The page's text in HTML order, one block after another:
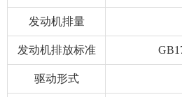
发动机排量
发动机排放标准
驱动形式